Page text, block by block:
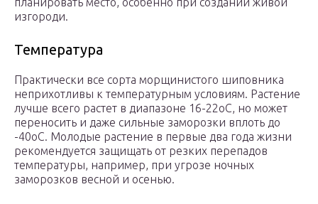
изгороди.
Температура
Практически все сорта морщинистого шиповника
неприхотливы к температурным условиям. Растение
лучше всего растет в диапазоне 16-22оС, но может
переносить и даже сильные заморозки вплоть до
-40оС. Молодые растение в первые два года жизни
рекомендуется защищать от резких перепадов
температуры, например, при угрозе ночных
заморозков весной и осенью.